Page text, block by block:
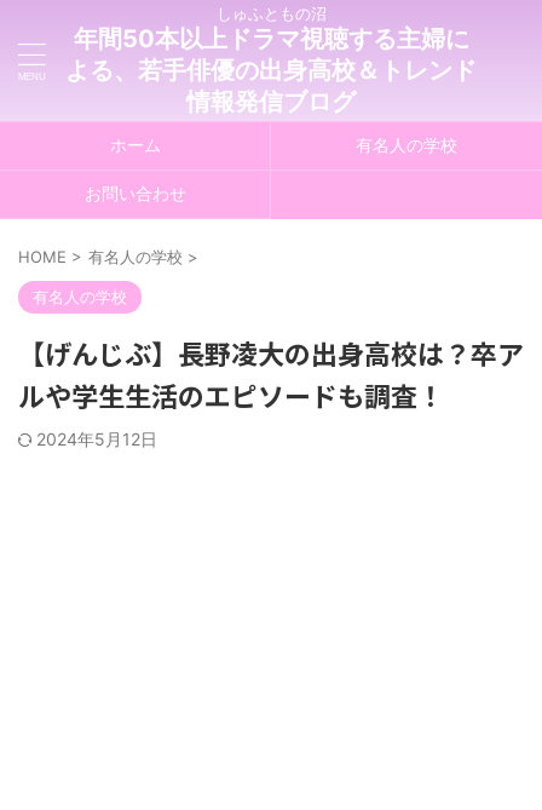
しゅふともの沼
年間50本以上ドラマ視聴する主婦に
よる、若手俳優の出身高校＆トレンド
情報発信ブログ
ホーム 有名人の学校
お問い合わせ
HOME > 有名人の学校 >
有名人の学校
【げんじぶ】長野凌大の出身高校は？卒ア
ルや学生生活のエピソードも調査！
2024年5月12日